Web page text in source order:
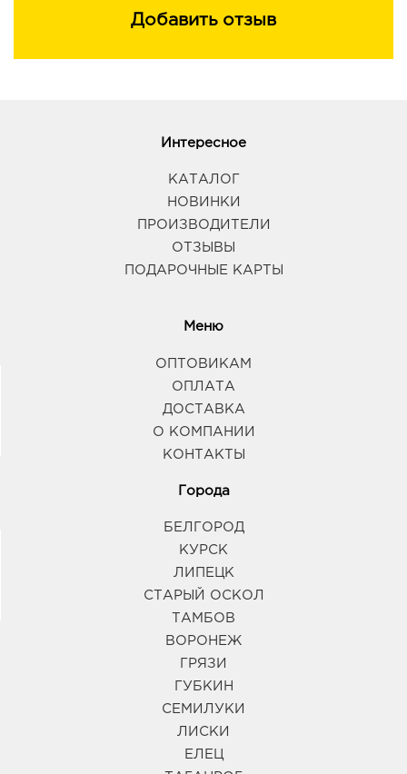
Добавить отзыв
Интересное
КАТАЛОГ
НОВИНКИ
ПРОИЗВОДИТЕЛИ
ОТЗЫВЫ
ПОДАРОЧНЫЕ КАРТЫ
Меню
ОПТОВИКАМ
ОПЛАТА
ДОСТАВКА
О КОМПАНИИ
КОНТАКТЫ
Города
БЕЛГОРОД
КУРСК
ЛИПЕЦК
СТАРЫЙ ОСКОЛ
ТАМБОВ
ВОРОНЕЖ
ГРЯЗИ
ГУБКИН
СЕМИЛУКИ
ЛИСКИ
ЕЛЕЦ